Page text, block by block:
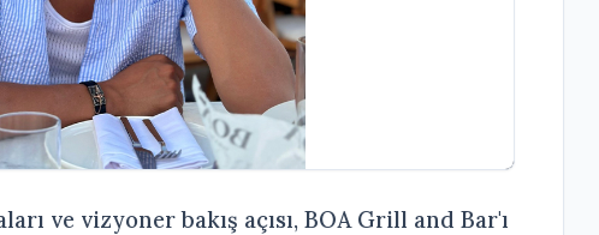
ve vizyoner bakış açısı, BOA Grill and Bar'ı